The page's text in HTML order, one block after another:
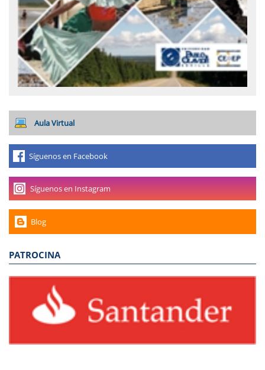
Aula Virtual
Síguenos en Facebook
Síguenos en Instagram
Blog
PATROCINA